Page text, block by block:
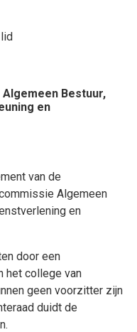
Bestuur,
en
van de
Algemeen
en
door een
het college van
geen voorzitter zijn
duidt de